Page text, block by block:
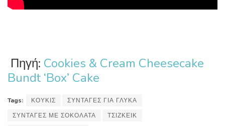
Πηγή: Cookies & Cream Cheesecake
Bundt ‘Box’ Cake
Tags: ΚΟΥΚΙΣ
ΣΥΝΤΑΓΕΣ ΓΙΑ ΓΛΥΚΑ
ΣΥΝΤΑΓΕΣ ΜΕ ΣΟΚΟΛΑΤΑ
ΤΣΙΖΚΕΙΚ